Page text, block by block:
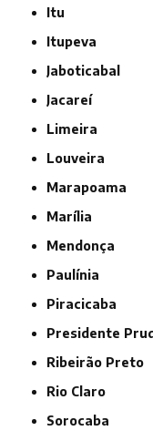
Itu
Itupeva
Jaboticabal
Jacareí
Limeira
Louveira
Marapoama
Marília
Mendonça
Paulínia
Piracicaba
Presidente
Ribeirão Preto
Rio Claro
Sorocaba